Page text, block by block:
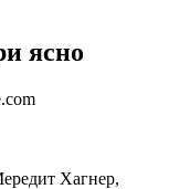
ясно
Хагнер,